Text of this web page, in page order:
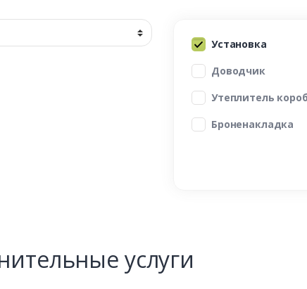
Установка
Доводчик
Утеплитель
Броненакладка
услуги